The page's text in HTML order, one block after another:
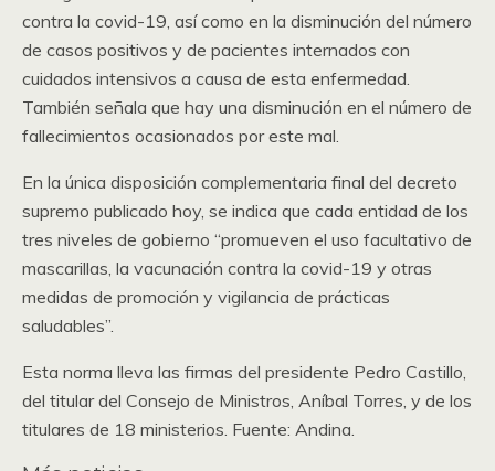
contra la covid-19, así como en la disminución del número
de casos positivos y de pacientes internados con
cuidados intensivos a causa de esta enfermedad.
También señala que hay una disminución en el número de
fallecimientos ocasionados por este mal.
En la única disposición complementaria final del decreto
supremo publicado hoy, se indica que cada entidad de los
tres niveles de gobierno “promueven el uso facultativo de
mascarillas, la vacunación contra la covid-19 y otras
medidas de promoción y vigilancia de prácticas
saludables”.
Esta norma lleva las firmas del presidente Pedro Castillo,
del titular del Consejo de Ministros, Aníbal Torres, y de los
titulares de 18 ministerios. Fuente: Andina.